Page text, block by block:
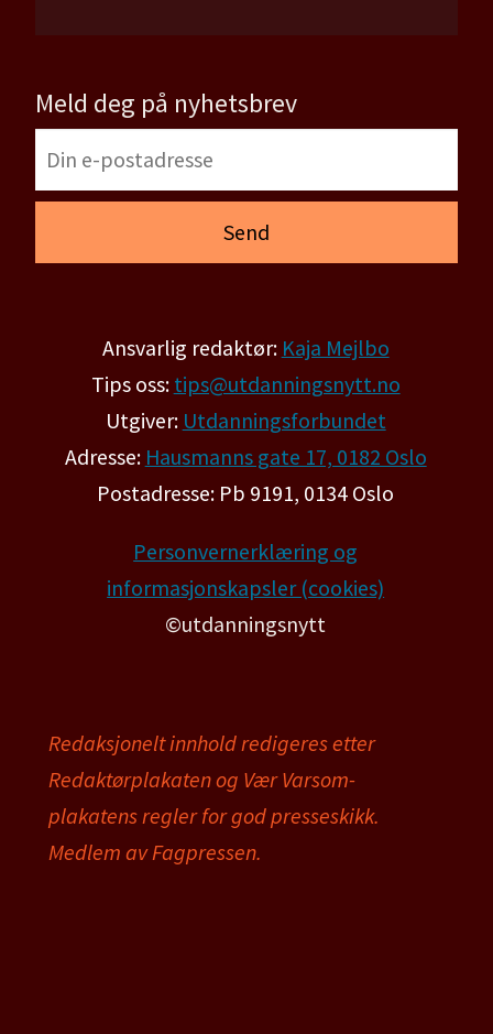
Meld deg på nyhetsbrev
Ansvarlig redaktør: Kaja Mejlbo
Tips oss: tips@utdanningsnytt.no
Utgiver: Utdanningsforbundet
Adresse: Hausmanns gate 17, 0182 Oslo
Postadresse: Pb 9191, 0134 Oslo
Personvernerklæring og
informasjonskapsler (cookies)
©utdanningsnytt
Redaksjonelt innhold redigeres etter
Redaktørplakaten og Vær Varsom-
plakatens regler for god presseskikk.
Medlem av Fagpressen.